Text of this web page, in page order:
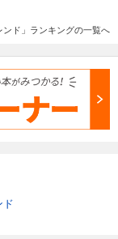
試し読み
カート
ンド」ランキングの一覧へ
ド